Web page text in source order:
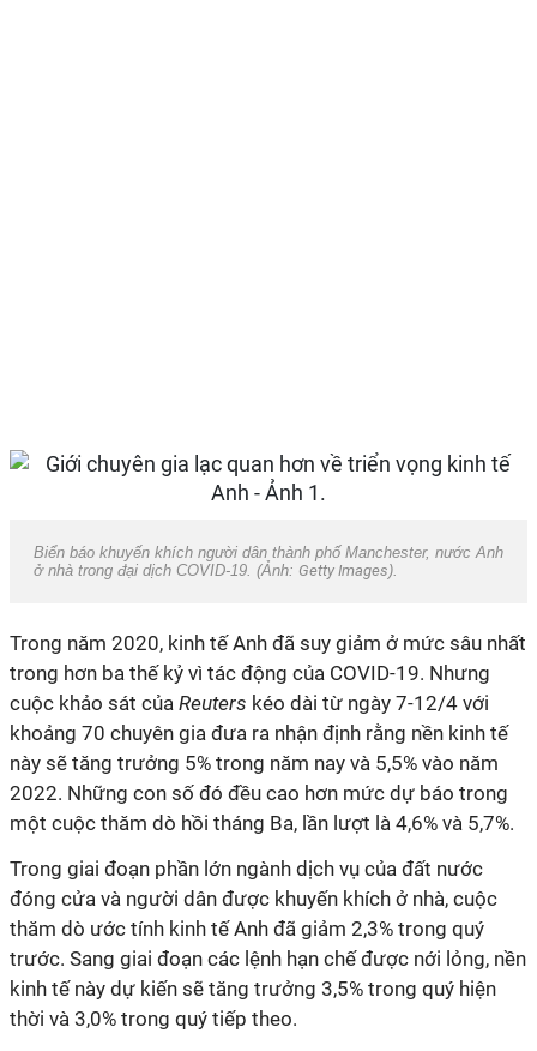
Biển báo khuyến khích người dân thành phố Manchester, nước Anh
ở nhà trong đại dịch COVID-19. (Ảnh: Getty Images).
Trong năm 2020, kinh tế Anh đã suy giảm ở mức sâu nhất
trong hơn ba thế kỷ vì tác động của COVID-19. Nhưng
cuộc khảo sát của Reuters kéo dài từ ngày 7-12/4 với
khoảng 70 chuyên gia đưa ra nhận định rằng nền kinh tế
này sẽ tăng trưởng 5% trong năm nay và 5,5% vào năm
2022. Những con số đó đều cao hơn mức dự báo trong
một cuộc thăm dò hồi tháng Ba, lần lượt là 4,6% và 5,7%.
Trong giai đoạn phần lớn ngành dịch vụ của đất nước
đóng cửa và người dân được khuyến khích ở nhà, cuộc
thăm dò ước tính kinh tế Anh đã giảm 2,3% trong quý
trước. Sang giai đoạn các lệnh hạn chế được nới lỏng, nền
kinh tế này dự kiến sẽ tăng trưởng 3,5% trong quý hiện
thời và 3,0% trong quý tiếp theo.